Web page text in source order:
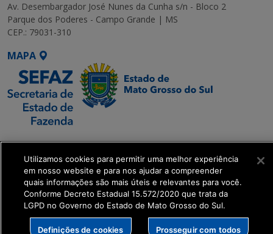
Av. Desembargador José Nunes da Cunha s/n - Bloco 2
Parque dos Poderes - Campo Grande | MS
CEP.: 79031-310
MAPA
SETDIG | Secretaria-
Executiva de
Transformação Digital
get_footer();
Utilizamos cookies para permitir uma melhor experiência
em nosso website e para nos ajudar a compreender
quais informações são mais úteis e relevantes para você.
Conforme Decreto Estadual 15.572/2020 que trata da
LGPD no Governo do Estado de Mato Grosso do Sul.
Definições de cookies Prosseguir com todos